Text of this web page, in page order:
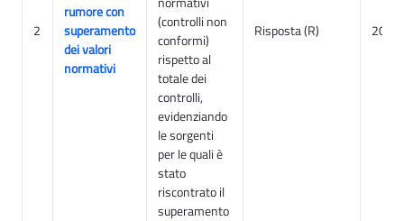
2
rumore con
superamento
dei valori
normativi
(controlli non
conformi)
rispetto al
totale dei
controlli,
evidenziando
le sorgenti
per le quali è
stato
riscontrato il
superamento
Risposta (R)